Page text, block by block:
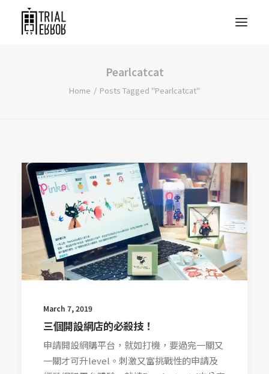
Pearlcatcat
Home Posts Tagged "Pearlcatcat"
March 7, 2019
三個開設網店的必殺技！
申請開設網購平台，就如打機，要過完一關又
一關才可升level。刺激又富挑戰性的申請及